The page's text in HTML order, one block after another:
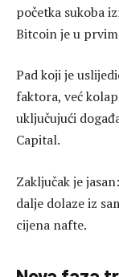
početka sukoba
Bitcoin je u
Pad koji je
faktora, već
uključujući
Capital.
Zaključak je
dalje dolaze iz
cijena nafte.